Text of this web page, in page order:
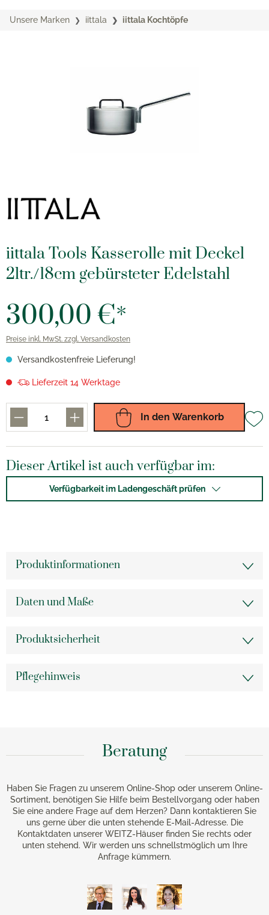
Unsere Marken iittala iittala Kochtöpfe
iittala Tools Kasserolle mit Deckel
2ltr./18cm gebürsteter Edelstahl
300,00 €*
Preise inkl. MwSt. zzgl. Versandkosten
Versandkostenfreie Lieferung!
Lieferzeit 14 Werktage
In den Warenkorb
Dieser Artikel ist auch verfügbar im:
Verfügbarkeit im Ladengeschäft prüfen
Produktinformationen
Daten und Maße
Produktsicherheit
Pflegehinweis
Beratung
Haben Sie Fragen zu unserem Online-Shop oder unserem Online-
Sortiment, benötigen Sie Hilfe beim Bestellvorgang oder haben
Sie eine andere Frage auf dem Herzen? Dann kontaktieren Sie
uns gerne über die unten stehende E-Mail-Adresse. Die
Kontaktdaten unserer WEITZ-Häuser finden Sie rechts oder
unten stehend. Wir werden uns schnellstmöglich um Ihre
Anfrage kümmern.